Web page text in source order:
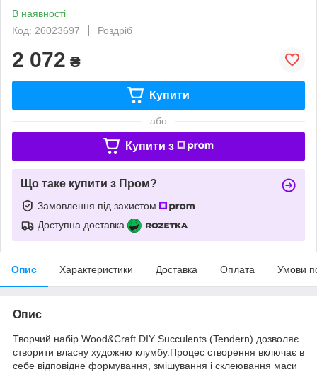
В наявності
Код: 26023697
Роздріб
2 072 ₴
Купити
або
Купити з
Що таке купити з Пром?
Замовлення під захистом
Доступна доставка
Опис Характеристики Доставка Оплата Умови
Опис
Творчий набір Wood&Craft DIY Succulents (Tendern) дозволяє
створити власну художню клумбу.Процес створення включає в
себе відповідне формування, змішування і склеювання маси